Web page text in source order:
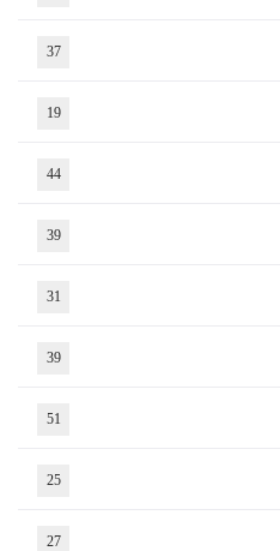
37
19
44
39
31
39
51
25
27